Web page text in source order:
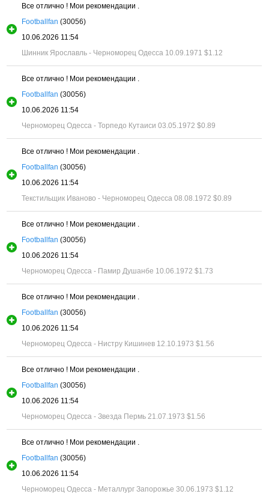
Все отлично ! Мои рекомендации .
Footballfan (30056)
10.06.2026 11:54
Шинник Ярославль - Черноморец Одесса 10.09.1971 $1.12
Все отлично ! Мои рекомендации .
Footballfan (30056)
10.06.2026 11:54
Черноморец Одесса - Торпедо Кутаиси 03.05.1972 $0.89
Все отлично ! Мои рекомендации .
Footballfan (30056)
10.06.2026 11:54
Текстильщик Иваново - Черноморец Одесса 08.08.1972 $0.89
Все отлично ! Мои рекомендации .
Footballfan (30056)
10.06.2026 11:54
Черноморец Одесса - Памир Душанбе 10.06.1972 $1.73
Все отлично ! Мои рекомендации .
Footballfan (30056)
10.06.2026 11:54
Черноморец Одесса - Нистру Кишинев 12.10.1973 $1.56
Все отлично ! Мои рекомендации .
Footballfan (30056)
10.06.2026 11:54
Черноморец Одесса - Звезда Пермь 21.07.1973 $1.56
Все отлично ! Мои рекомендации .
Footballfan (30056)
10.06.2026 11:54
Черноморец Одесса - Металлург Запорожье 30.06.1973 $1.12